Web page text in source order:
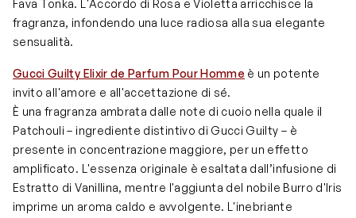
Fava Tonka. L'Accordo di Rosa e Violetta arricchisce la
fragranza, infondendo una luce radiosa alla sua elegante
sensualità.
Gucci Guilty Elixir de Parfum Pour Homme è un potente
invito all'amore e all'accettazione di sé.
È una fragranza ambrata dalle note di cuoio nella quale il
Patchouli – ingrediente distintivo di Gucci Guilty – è
presente in concentrazione maggiore, per un effetto
amplificato. L'essenza originale è esaltata dall’infusione di
Estratto di Vanillina, mentre l'aggiunta del nobile Burro d'Iris
imprime un aroma caldo e avvolgente. L'inebriante